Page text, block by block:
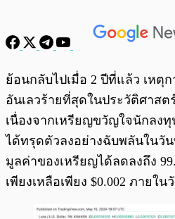
พร้อมเล่น
ย้อนกลับไปเมื่อ 2 ปีที่แล้ว เหตุ
อันเลวร้ายที่สุดในประวัติศาส
เนื่องจากเหรียญขวัญใจนักลงทุ
ได้ทรุดตัวลงอย่างฉับพลันในวั
มูลค่าของเหรียญได้ลดลงถึง
เพียงเหลือเพียง $0.002 ภายใน